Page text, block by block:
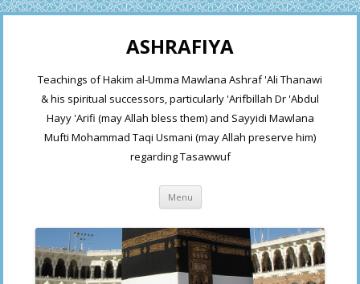
ASHRAFIYA
Teachings of Hakim al-Umma Mawlana Ashraf 'Ali Thanawi
& his spiritual successors, particularly 'Arifbillah Dr 'Abdul
Hayy 'Arifi (may Allah bless them) and Sayyidi Mawlana
Mufti Mohammad Taqi Usmani (may Allah preserve him)
regarding Tasawwuf
Menu Skip
content